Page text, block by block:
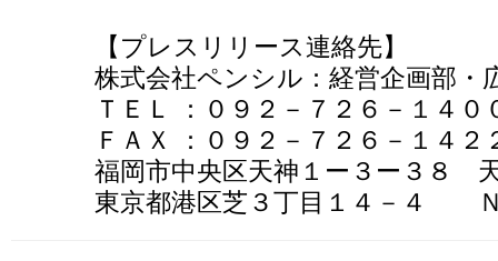
【プレスリリース連絡先】
株式会社ペンシル：経営企画部・
ＴＥＬ ：０９２－７２６－１４０
ＦＡＸ ：０９２－７２６－１４２
福岡市中央区天神１ー３ー３８
東京都港区芝３丁目１４－４